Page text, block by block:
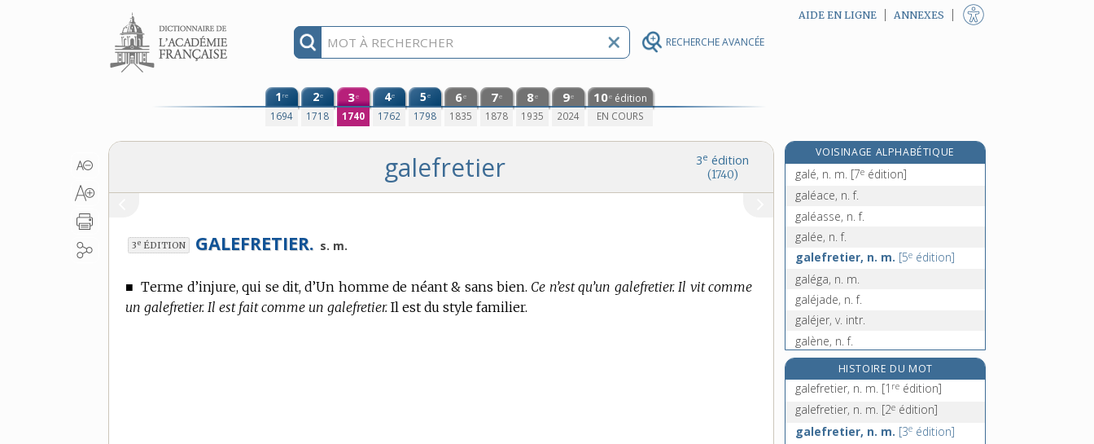
RECHERCHE AVANCÉE
Aller au contenu AIDE EN LIGNE ANNEXES
1re
1694
2e
1718
3e
1740
4e
1762
5e
1798
6e
1835
7e
1878
8e
1935
9e
2024
10e édition
EN COURS
3e édition
(1740)
galefretier
3e ÉDITION GALEFRETIER. s. m.
■Terme d’injure, qui se dit, d’Un homme de néant & sans bien. Ce n’est qu’un galefretier. Il vit comme
un galefretier. Il est fait comme un galefretier. Il est du style familier.
VOISINAGE ALPHABÉTIQUE
gale, n. f.
galé, n. m. [7e édition]
galéace, n. f.
galéasse, n. f.
galée, n. f.
galefretier, n. m. [5e édition]
galéga, n. m.
galéjade, n. f.
galéjer, v. intr.
galène, n. f.
galénique, adj.
galénisme, n. m.
galéniste, n. m.
[7 édition]
galéode, n. f.
HISTOIRE DU MOT
galefretier, n. m. [1 re édition]
galefretier, n. m. [2e édition]
galefretier, n. m. [3e édition]